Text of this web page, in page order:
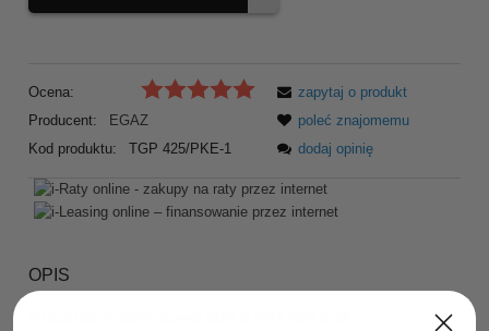
Ocena:
Producent:
EGAZ
Kod produktu:
TGP 425/PKE-1
zapytaj o produkt
poleć znajomemu
dodaj opinię
OPIS